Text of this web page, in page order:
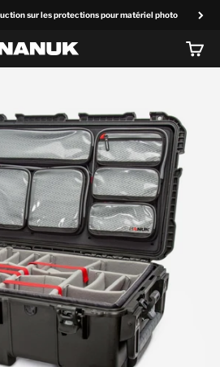
sur les protections pour matériel photo
NANUK Europe Panier